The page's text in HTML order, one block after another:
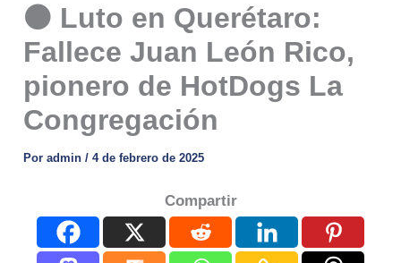
⚫ Luto en Querétaro:
Fallece Juan León Rico,
pionero de HotDogs La
Congregación
Poradmin/4 de febrero de 2025
Compartir